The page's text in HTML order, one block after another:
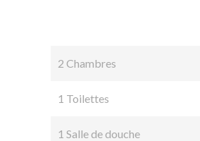
2 Chambres
1 Toilettes
1 Salle de douche